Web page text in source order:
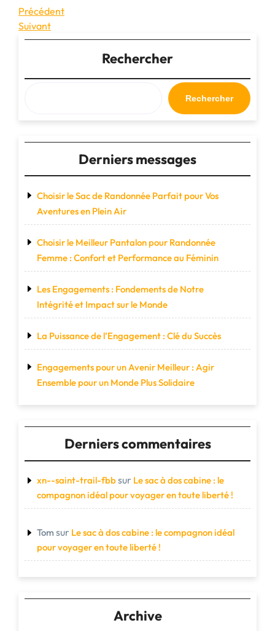
Navigation
de
Article
précédent
Précédent
Article
suivant
Suivant
Rechercher
Rechercher
Derniers messages
Choisir le Sac de Randonnée Parfait pour Vos
Aventures en Plein Air
Choisir le Meilleur Pantalon pour Randonnée
Femme : Confort et Performance au Féminin
Les Engagements : Fondements de Notre
Intégrité et Impact sur le Monde
La Puissance de l’Engagement : Clé du Succès
Engagements pour un Avenir Meilleur : Agir
Ensemble pour un Monde Plus Solidaire
Derniers commentaires
xn--saint-trail-fbbsur Le sac à dos cabine : le
compagnon idéal pour voyager en toute liberté !
Tom sur Le sac à dos cabine : le compagnon idéal
pour voyager en toute liberté !
Archive